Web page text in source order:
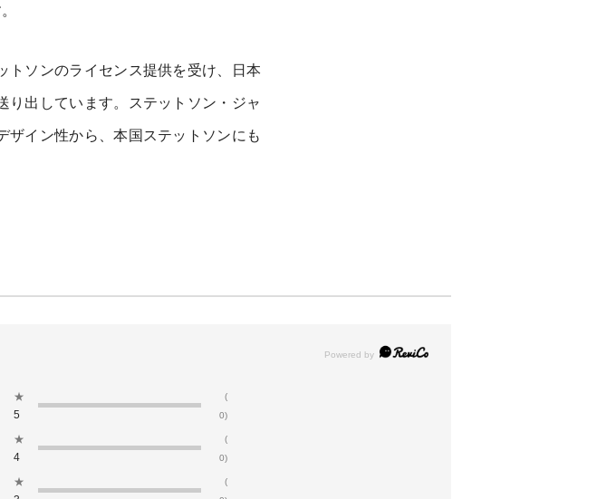
トソンのライセンス提供を受け、日本
り出しています。ステットソン・ジャ
ザイン性から、本国ステットソンにも
★
5
(
0)
★
4
(
0)
★
(